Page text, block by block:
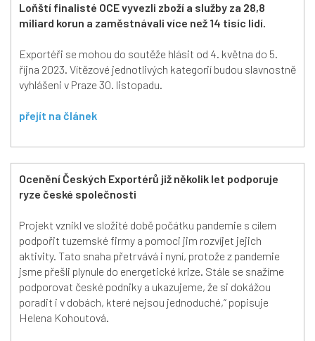
Loňští finalisté OCE vyvezli zboží a služby za 28,8
miliard korun a zaměstnávali více než 14 tisíc lidí.
Exportéři se mohou do soutěže hlásit od 4. května do 5.
října 2023. Vítězové jednotlivých kategorií budou slavnostně
vyhlášeni v Praze 30. listopadu.
přejít na článek
Ocenění Českých Exportérů již několik let podporuje
ryze české společnosti
Projekt vznikl ve složité době počátku pandemie s cílem
podpořit tuzemské firmy a pomoci jim rozvíjet jejich
aktivity. Tato snaha přetrvává i nyní, protože z pandemie
jsme přešli plynule do energetické krize. Stále se snažíme
podporovat české podniky a ukazujeme, že si dokážou
poradit i v dobách, které nejsou jednoduché,“ popisuje
Helena Kohoutová.